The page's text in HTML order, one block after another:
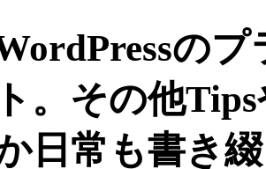
の
。その他
日常も書き